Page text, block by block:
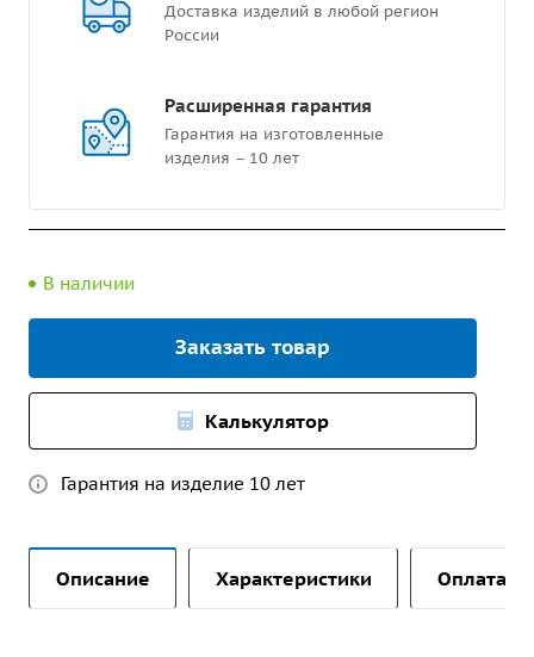
Доставка изделий в любой регион
России
Расширенная гарантия
Гарантия на изготовленные
изделия – 10 лет
В наличии
Заказать товар
Калькулятор
Гарантия на изделие 10 лет
Описание Характеристики Оплата и